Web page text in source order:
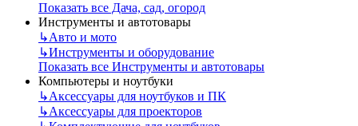
Показать все Дача, сад, огород
Инструменты и автотовары
↳Авто и мото
↳Инструменты и оборудование
Показать все Инструменты и автотовары
Компьютеры и ноутбуки
↳Аксессуары для ноутбуков и ПК
↳Аксессуары для проекторов